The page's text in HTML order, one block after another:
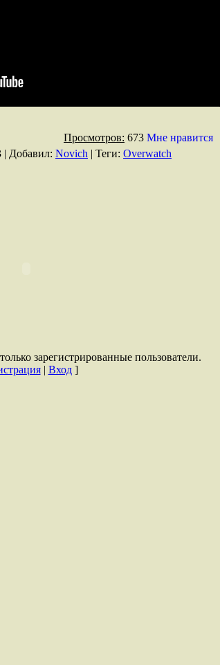
Просмотров: 673 Мне нравится
| Добавил: Novich | Теги: Overwatch
зарегистрированные пользователи.
| Вход]